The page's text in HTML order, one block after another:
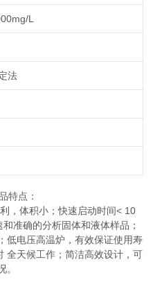
L
法
特点：
，体积小；快速启动时间< 10
准确的分析固体和液体样品；
低电压高温炉，有效保证使用寿
全天候工作；简洁高效设计，可
。